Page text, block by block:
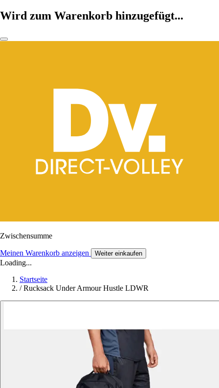
Wird zum Warenkorb hinzugefügt...
Zwischensumme
Meinen Warenkorb anzeigen Weiter einkaufen
Loading...
Startseite
/ Rucksack Under Armour Hustle LDWR